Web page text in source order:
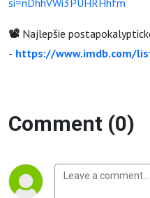
si=nDhhVWi3PUHRHhfm
📽️ Najlepšie
- https://www.imdb.com/
Comment (0)